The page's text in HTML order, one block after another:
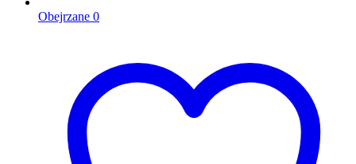
Obejrzane 0